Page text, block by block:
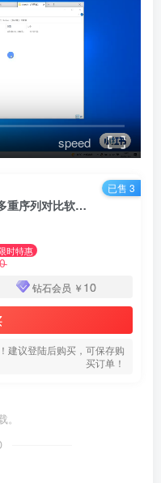
speed
Clustal X 2.1 破解版 | Win英文 | 多重序列对比软件 | 安装教程
时特惠
钻石会员 ￥ 10
建议登陆后购买，可保存购
买订单！
已售 3